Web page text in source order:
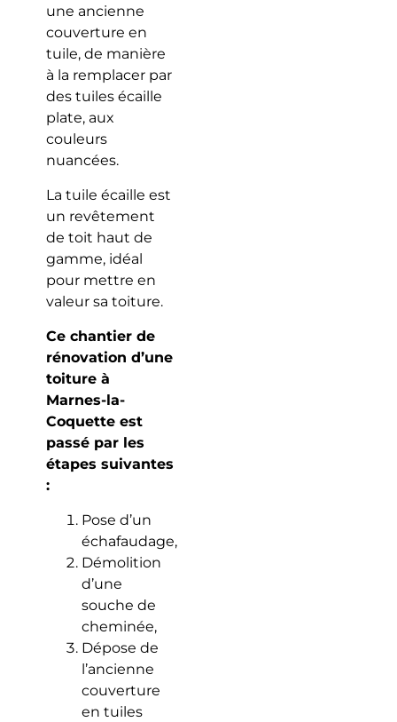
une ancienne
couverture en
tuile, de manière
à la remplacer par
des tuiles écaille
plate, aux
couleurs
nuancées.
La tuile écaille est
un revêtement
de toit haut de
gamme, idéal
pour mettre en
valeur sa toiture.
Ce chantier de
rénovation d’une
toiture à
Marnes-la-
Coquette est
passé par les
étapes suivantes
:
Pose d’un
échafaudage,
Démolition
d’une
souche de
cheminée,
Dépose de
l’ancienne
couverture
en tuiles